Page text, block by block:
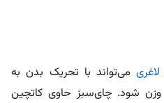
می‌تواند با تحریک بدن به
شود. چای‌سبز حاوی کاتچین